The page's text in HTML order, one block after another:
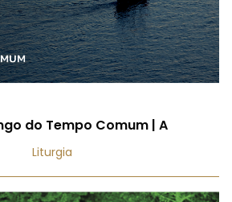
do Tempo Comum | A
Liturgia